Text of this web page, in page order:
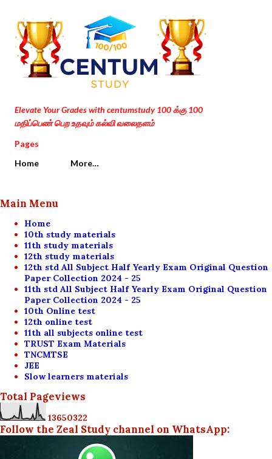
Skip to main content
Elevate Your Grades with centumstudy 100 க்கு 100
மதிப்பெண் பெற உதவும் கல்வி வலைதளம்
Pages
Home
More…
Main Menu
Home
10th study materials
11th study materials
12th study materials
12th std All Subject Half Yearly Exam Original Question
Paper Collection 2024 - 25
11th std All Subject Half Yearly Exam Original Question
Paper Collection 2024 - 25
10th Online test
12th online test
11th all subjects online test
TRUST Exam Materials
TNCMTSE
JEE
Slow learners materials
Total Pageviews
13650322
Follow the Zeal Study channel on WhatsApp: